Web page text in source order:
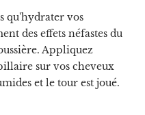
qu'hydrater vos
des effets néfastes du
Appliquez
sur vos cheveux
et le tour est joué.